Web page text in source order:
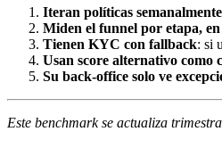
Iteran políticas semanalmente
Miden el funnel por etapa,
Tienen KYC con fallback: si
Usan score alternativo como
Su back-office solo ve
Este benchmark se actualiza